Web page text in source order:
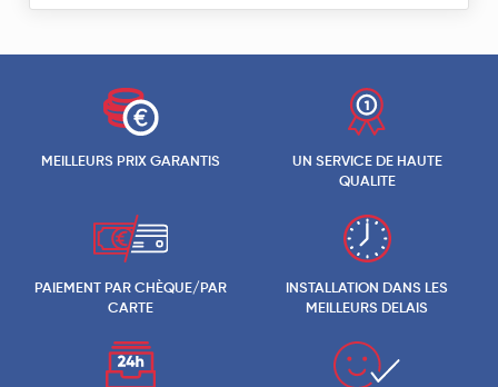
MEILLEURS PRIX GARANTIS
UN SERVICE DE HAUTE
QUALITE
PAIEMENT PAR CHÈQUE/PAR
CARTE
INSTALLATION DANS LES
MEILLEURS DELAIS